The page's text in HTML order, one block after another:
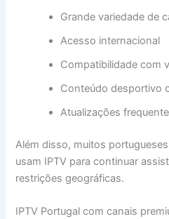
Grande variedade de
Acesso internacional
Compatibilidade com
Conteúdo desportivo
Atualizações
Além disso, muitos
usam IPTV para continuar
restrições geográficas.
IPTV Portugal com canais